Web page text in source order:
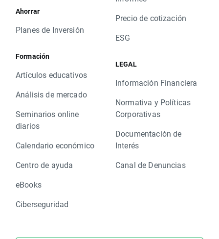
Ahorrar
Planes de Inversión
Formación
Artículos educativos
Análisis de mercado
Seminarios online
diarios
Calendario económico
Centro de ayuda
eBooks
Ciberseguridad
Precio de cotización
ESG
LEGAL
Información Financiera
Normativa y Políticas
Corporativas
Documentación de
Interés
Canal de Denuncias